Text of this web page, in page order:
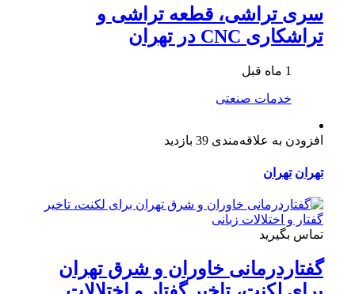
سری تراشی، قطعه تراشی و
تراشکاری CNC در تهران
1 ماه قبل
خدمات صنعتی
افزودن به علاقه‌مندی 39 بازدید
تهران تهران
تماس بگیرید
گفتاردرمانی خاوران و شرق تهران